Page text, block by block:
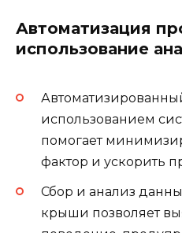
Автоматизация
использование
использованием
помогает
фактор и ускорить
Сбор и анализ
крыши позволяет